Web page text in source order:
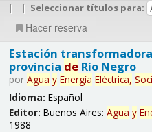
| | Seleccionar títulos para:
Hacer reserva
Estación
provincia deRío Negro
por Agua y Energía Eléctrica,
Idioma: Español
Editor: Buenos Aires: Agua y
1988